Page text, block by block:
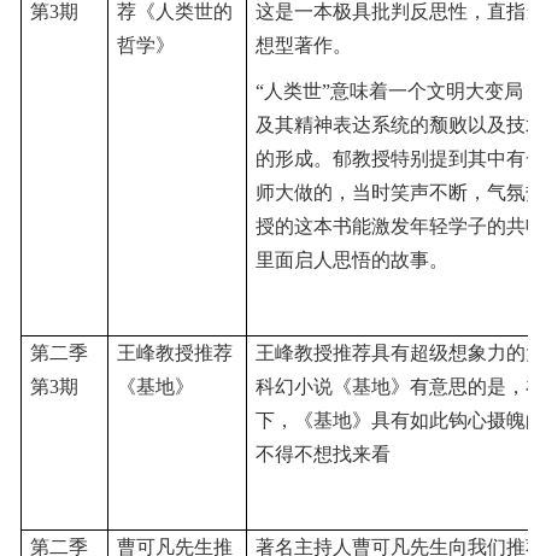
第3期
荐 《 人类世的
哲学》
这是一本极具批判反思性，直指
想型著作。
“人类世”意味着一个文明大变局
及其精神表达系统的颓败以及技
的形成。郁教授特别提到其中有
师大做的，当时笑声不断，气氛
授的这本书能激发年轻学子的共
里面启人思悟的故事。
第二季
第3期
王峰教授推荐
《基地》
王峰教授推荐具有超级想象力的
科幻小说《基地》有意思的是，
下，《基地》具有如此钩心摄魄
不得不想找来看
第二季 曹可凡先生推 著名主持人曹可凡先生向我们推